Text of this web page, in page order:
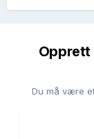
Opprett
Du må være